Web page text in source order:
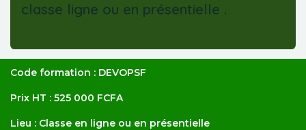
classe ligne ou en présentielle .
Code formation : DEVOPSF
Prix HT : 525 000 FCFA
Lieu : Classe en ligne ou en présentielle